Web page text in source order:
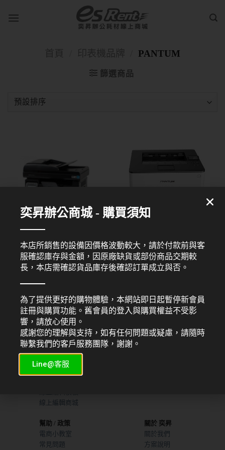
PANTUM
篩選商品
雷射印表機
PANTUM M6600NW 黑白雷射列
印/複印/掃描/傳真四合一多功能
印表機
雷射印表機
Pantum 奔圖 P3300DN 黑白高速
雷射印表機 自動雙面列印
NT$5,300
服務項目
平面設計
網頁設計
線上編輯商城
幫助 / 政策
電商小教室
常見問題
關於 奕昇
關於我們
方案說明
奕昇辦公商城 - 購買須知
本店所銷售的設備因價格波動較大，請於付款前與客
服確認庫存與金額，因原廠缺貨或部份商品交期較
長，本店需確認貨品庫存後確認訂單成立與否。
為了提供更好的購物體驗，本網站即日起暫停新會員
註冊與購買功能。舊會員的登入與購買權益不受影
響，請放心使用。
感謝您的理解與支持，如有任何問題或疑慮，請隨時
聯繫我們的客戶服務團隊，謝謝。
Line@客服